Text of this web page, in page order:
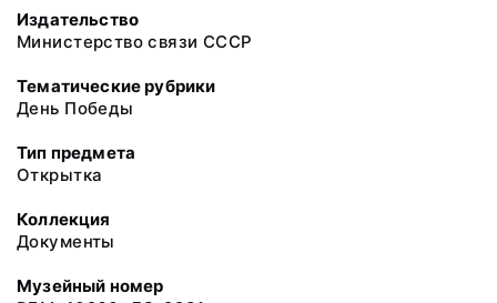
Издательство
Министерство связи СССР
Тематические рубрики
День Победы
Тип предмета
Открытка
Коллекция
Документы
Музейный номер